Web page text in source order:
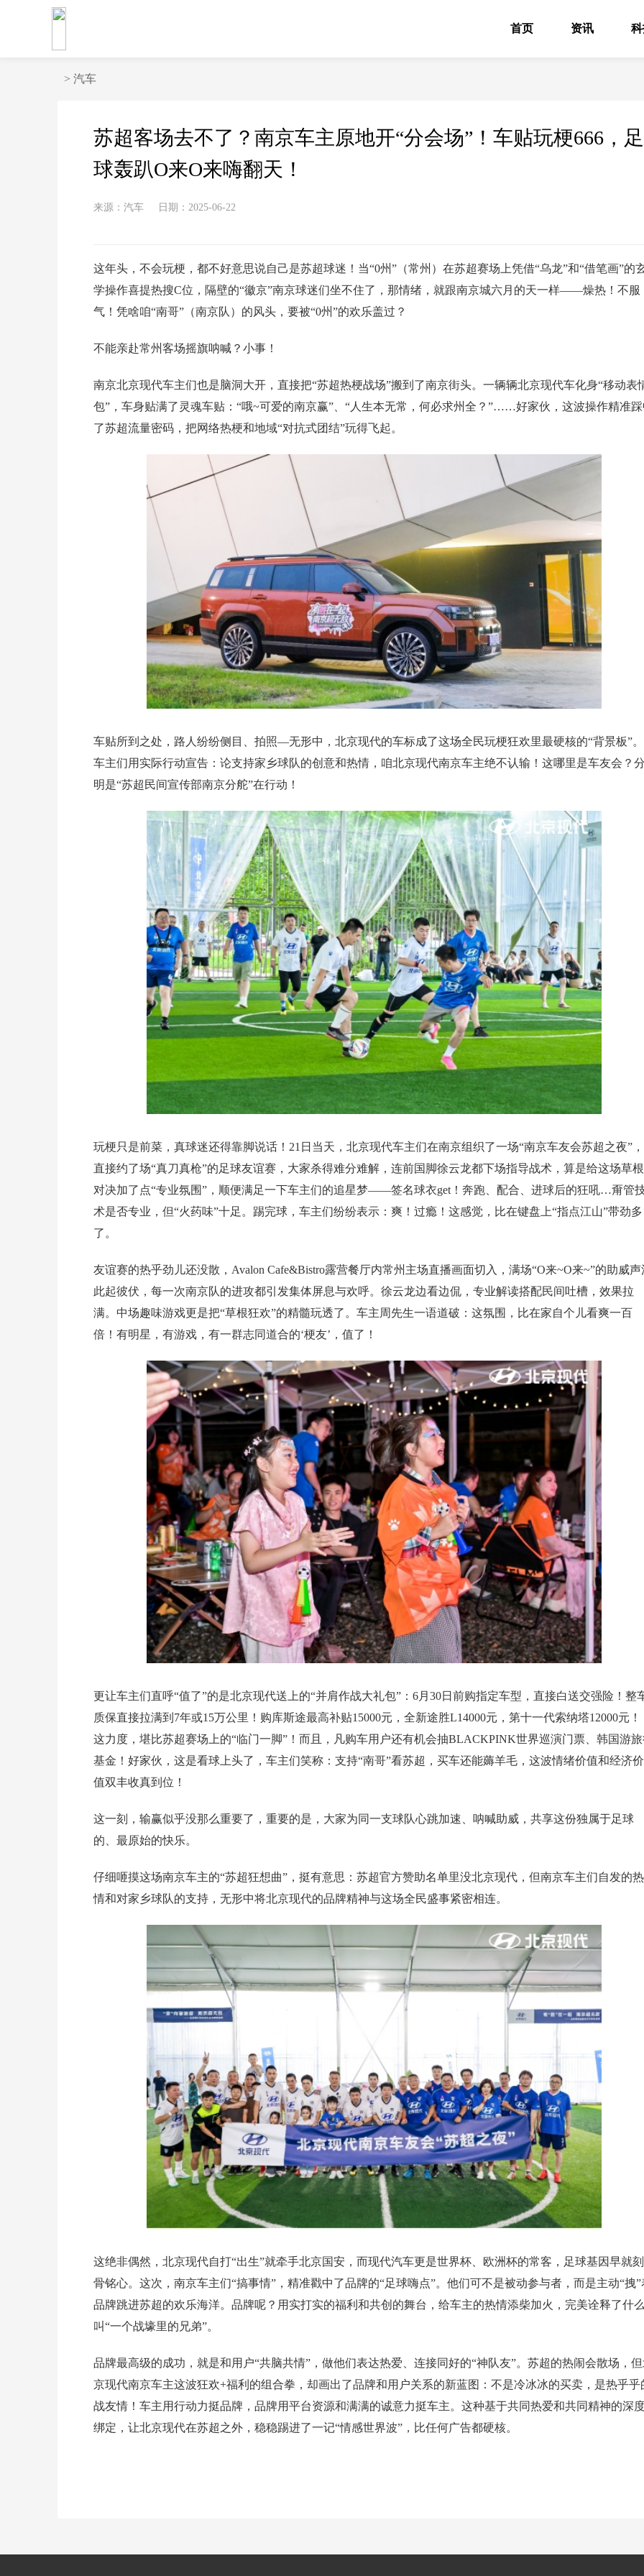
首页 资讯
> 汽车
苏超客场去不了？南京车主原地开“分会场”！车贴玩梗666，足
球轰趴O来O来嗨翻天！
来源：汽车 日期：2025-06-22
这年头，不会玩梗，都不好意思说自己是苏超球迷！当“0州”（常州）在苏超赛场上凭借“乌龙”和“借笔画”的
学操作喜提热搜C位，隔壁的“徽京”南京球迷们坐不住了，那情绪，就跟南京城六月的天一样——燥热！不服
气！凭啥咱“南哥”（南京队）的风头，要被“0州”的欢乐盖过？
不能亲赴常州客场摇旗呐喊？小事！
南京北京现代车主们也是脑洞大开，直接把“苏超热梗战场”搬到了南京街头。一辆辆北京现代车化身“移动表
包”，车身贴满了灵魂车贴：“哦~可爱的南京赢”、“人生本无常，何必求州全？”……好家伙，这波操作精准
了苏超流量密码，把网络热梗和地域“对抗式团结”玩得飞起。
车贴所到之处，路人纷纷侧目、拍照—无形中，北京现代的车标成了这场全民玩梗狂欢里最硬核的“背景板”。
车主们用实际行动宣告：论支持家乡球队的创意和热情，咱北京现代南京车主绝不认输！这哪里是车友会？
明是“苏超民间宣传部南京分舵”在行动！
玩梗只是前菜，真球迷还得靠脚说话！21日当天，北京现代车主们在南京组织了一场“南京车友会苏超之夜”，
直接约了场“真刀真枪”的足球友谊赛，大家杀得难分难解，连前国脚徐云龙都下场指导战术，算是给这场草根
对决加了点“专业氛围”，顺便满足一下车主们的追星梦——签名球衣get！奔跑、配合、进球后的狂吼…甭管
术是否专业，但“火药味”十足。踢完球，车主们纷纷表示：爽！过瘾！这感觉，比在键盘上“指点江山”带劲多
了。
友谊赛的热乎劲儿还没散，Avalon Cafe&Bistro露营餐厅内常州主场直播画面切入，满场“O来~O来~”的助威声
此起彼伏，每一次南京队的进攻都引发集体屏息与欢呼。徐云龙边看边侃，专业解读搭配民间吐槽，效果拉
满。中场趣味游戏更是把“草根狂欢”的精髓玩透了。车主周先生一语道破：这氛围，比在家自个儿看爽一百
倍！有明星，有游戏，有一群志同道合的‘梗友’，值了！
更让车主们直呼“值了”的是北京现代送上的“并肩作战大礼包”：6月30日前购指定车型，直接白送交强险！整
质保直接拉满到7年或15万公里！购库斯途最高补贴15000元，全新途胜L14000元，第十一代索纳塔12000元！
这力度，堪比苏超赛场上的“临门一脚”！而且，凡购车用户还有机会抽BLACKPINK世界巡演门票、韩国游
基金！好家伙，这是看球上头了，车主们笑称：支持“南哥”看苏超，买车还能薅羊毛，这波情绪价值和经济价
值双丰收真到位！
这一刻，输赢似乎没那么重要了，重要的是，大家为同一支球队心跳加速、呐喊助威，共享这份独属于足球
的、最原始的快乐。
仔细咂摸这场南京车主的“苏超狂想曲”，挺有意思：苏超官方赞助名单里没北京现代，但南京车主们自发的热
情和对家乡球队的支持，无形中将北京现代的品牌精神与这场全民盛事紧密相连。
这绝非偶然，北京现代自打“出生”就牵手北京国安，而现代汽车更是世界杯、欧洲杯的常客，足球基因早就刻
骨铭心。这次，南京车主们“搞事情”，精准戳中了品牌的“足球嗨点”。他们可不是被动参与者，而是主动“拽”
品牌跳进苏超的欢乐海洋。品牌呢？用实打实的福利和共创的舞台，给车主的热情添柴加火，完美诠释了什
叫“一个战壕里的兄弟”。
品牌最高级的成功，就是和用户“共脑共情”，做他们表达热爱、连接同好的“神队友”。苏超的热闹会散场，
京现代南京车主这波狂欢+福利的组合拳，却画出了品牌和用户关系的新蓝图：不是冷冰冰的买卖，是热乎乎
战友情！车主用行动力挺品牌，品牌用平台资源和满满的诚意力挺车主。这种基于共同热爱和共同精神的深
绑定，让北京现代在苏超之外，稳稳踢进了一记“情感世界波”，比任何广告都硬核。